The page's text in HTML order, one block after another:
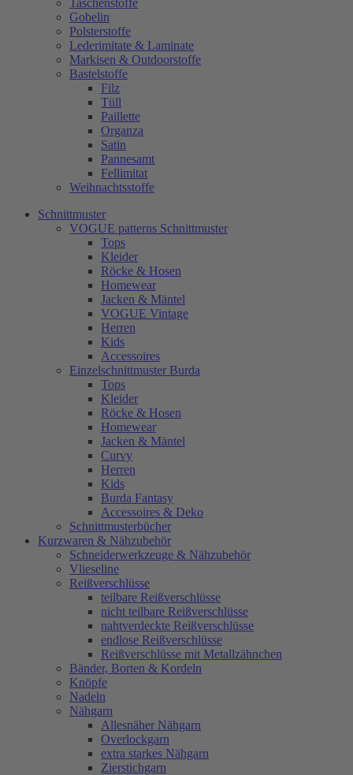
Gobelin
Polsterstoffe
Lederimitate & Laminate
Markisen & Outdoorstoffe
Bastelstoffe
Filz
Tüll
Paillette
Organza
Satin
Pannesamt
Fellimitat
Weihnachtsstoffe
Schnittmuster
VOGUE patterns Schnittmuster
Tops
Kleider
Röcke & Hosen
Homewear
Jacken & Mäntel
VOGUE Vintage
Herren
Kids
Accessoires
Einzelschnittmuster Burda
Tops
Kleider
Röcke & Hosen
Homewear
Jacken & Mäntel
Curvy
Herren
Kids
Burda Fantasy
Accessoires & Deko
Schnittmusterbücher
Kurzwaren & Nähzubehör
Schneiderwerkzeuge & Nähzubehör
Vlieseline
Reißverschlüsse
teilbare Reißverschlüsse
nicht teilbare Reißverschlüsse
nahtverdeckte Reißverschlüsse
endlose Reißverschlüsse
Reißverschlüsse mit Metallzähnchen
Bänder, Borten & Kordeln
Knöpfe
Nadeln
Nähgarn
Allesnäher Nähgarn
Overlockgarn
extra starkes Nähgarn
Zierstichgarn